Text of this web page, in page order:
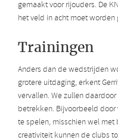
gemaakt voor rijouders. De
het veld in acht moet worden
Trainingen
Anders dan de wedstrijden
grotere uitdaging, erkent
vervallen. We zullen
betrekken. Bijvoorbeeld
te spelen, misschien wel
creativiteit kunnen de clubs